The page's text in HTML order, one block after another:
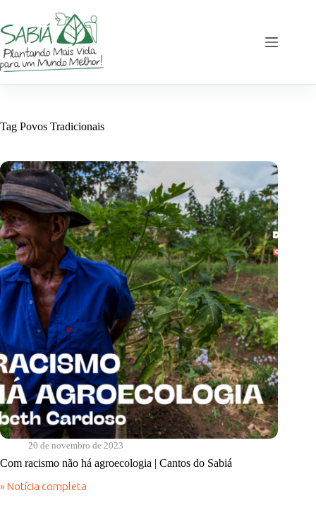
o
conteúdo
Tag Povos Tradicionais
20 de novembro de 2023
Com racismo não há agroecologia | Cantos do Sabiá
» Notícia completa
Com